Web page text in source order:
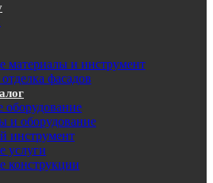
материалы и инструмент
фасадов
оборудование
и оборудование
инструмент
услуги
конструкции